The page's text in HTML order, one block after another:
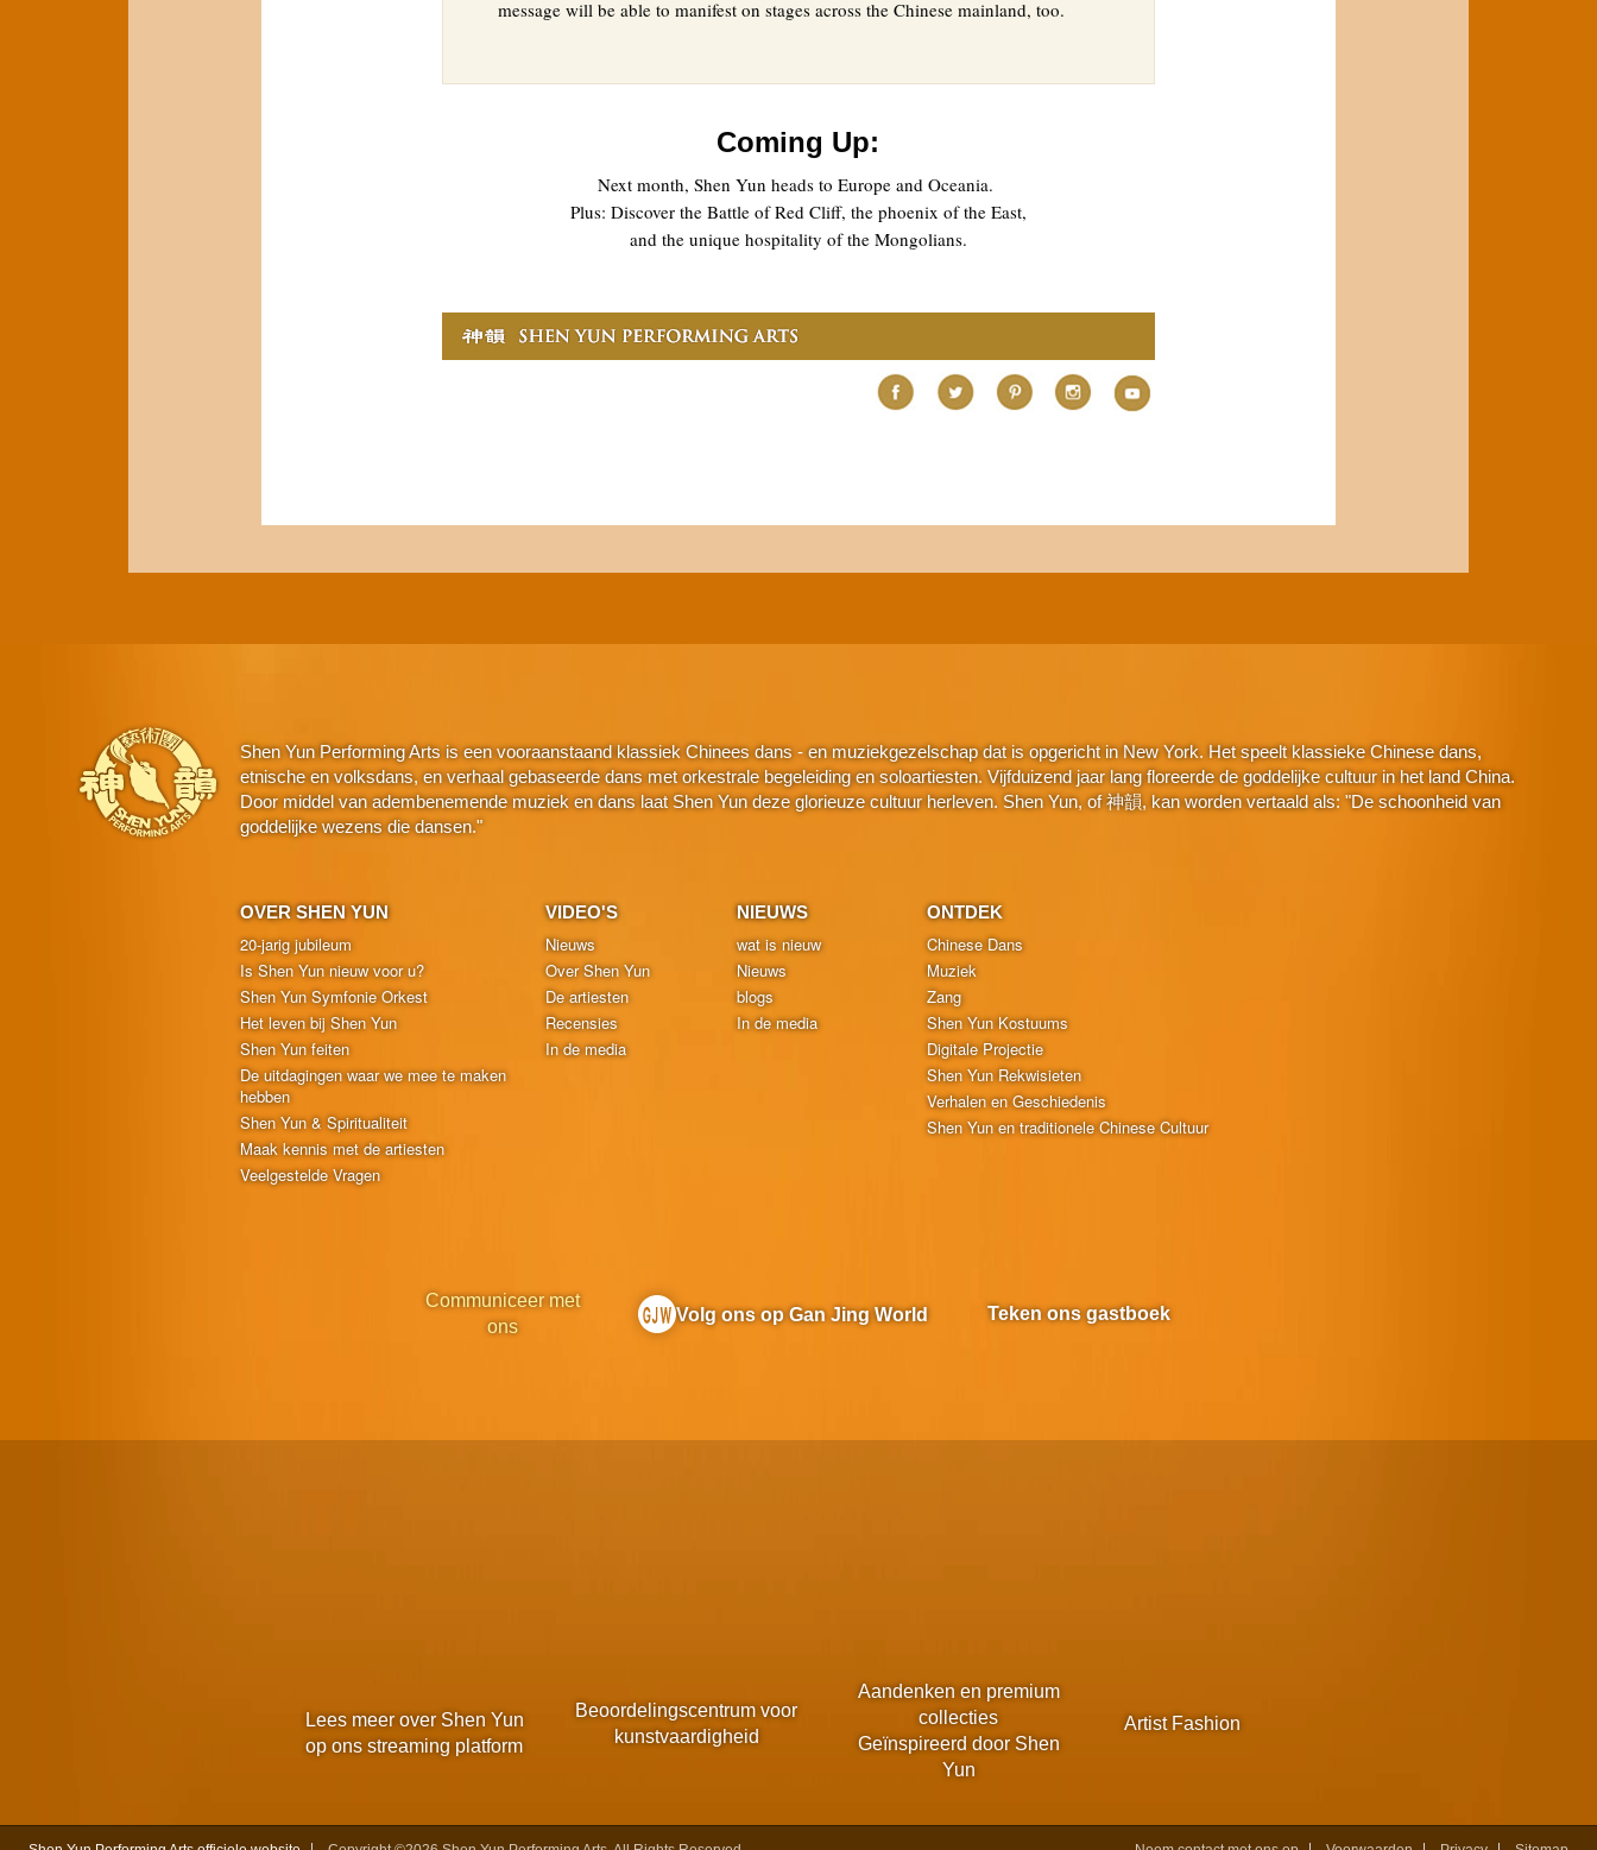
Shen Yun Performing Arts is een vooraanstaand klassiek Chinees dans - en muziekgezelschap dat is opgericht in New York. Het speelt klassieke Chinese dans,
etnische en volksdans, en verhaal gebaseerde dans met orkestrale begeleiding en soloartiesten. Vijfduizend jaar lang floreerde de goddelijke cultuur in het land China.
Door middel van adembenemende muziek en dans laat Shen Yun deze glorieuze cultuur herleven. Shen Yun, of 神韻, kan worden vertaald als: "De schoonheid van
goddelijke wezens die dansen."
OVER SHEN YUN
20-jarig jubileum
Is Shen Yun nieuw voor u?
Shen Yun Symfonie Orkest
Het leven bij Shen Yun
Shen Yun feiten
De uitdagingen waar we mee te maken
hebben
Shen Yun & Spiritualiteit
Maak kennis met de artiesten
Veelgestelde Vragen
VIDEO'S
Nieuws
Over Shen Yun
De artiesten
Recensies
In de media
NIEUWS
wat is nieuw
Nieuws
blogs
In de media
ONTDEK
Chinese Dans
Muziek
Zang
Shen Yun Kostuums
Digitale Projectie
Shen Yun Rekwisieten
Verhalen en Geschiedenis
Shen Yun en traditionele Chinese Cultuur
Communiceer met
ons
Volg ons op Gan Jing World Teken ons gastboek
Lees meer over Shen Yun
op ons streaming platform
Beoordelingscentrum voor
kunstvaardigheid
Aandenken en premium
collecties
Geïnspireerd door Shen
Yun
Artist Fashion